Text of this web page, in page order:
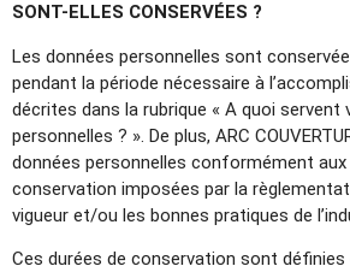
SONT-ELLES CONSERVÉES ?
Les données personnelles sont
pendant la période nécessaire à
décrites dans la rubrique « A quoi servent
personnelles ? ». De plus, ARC
données personnelles conformément aux
conservation imposées par la
vigueur et/ou les bonnes pratiques de
Ces durées de conservation sont